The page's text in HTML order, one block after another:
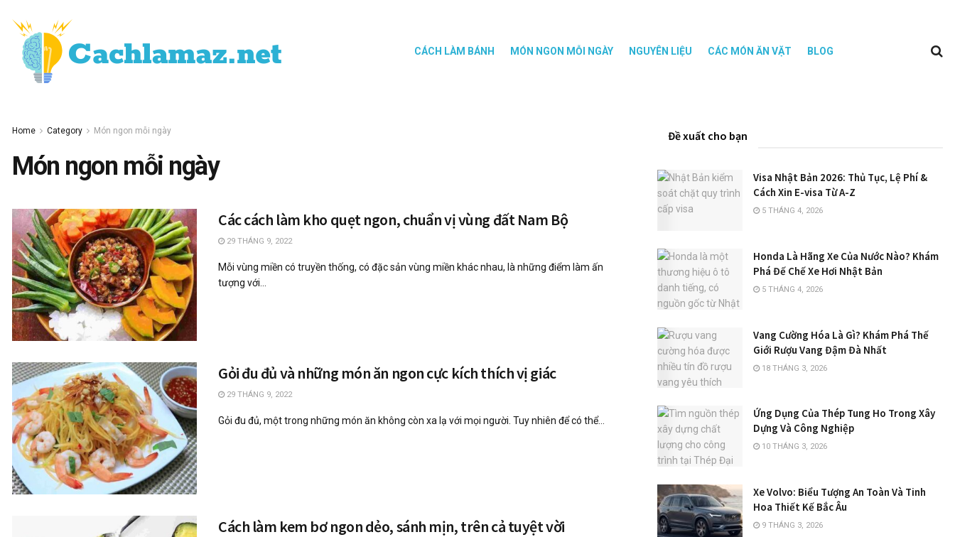
CÁCH LÀM BÁNH MÓN NGON MỖI NGÀY NGUYÊN LIỆU CÁC MÓN ĂN VẶT BLOG
Home Category Món ngon mỗi ngày
Món ngon mỗi ngày
Các cách làm kho quẹt ngon, chuẩn vị vùng đất Nam Bộ
29 THÁNG 9, 2022
Mỗi vùng miền có truyền thống, có đặc sản vùng miền khác nhau, là những điểm làm ấn
tượng với...
Gỏi đu đủ và những món ăn ngon cực kích thích vị giác
29 THÁNG 9, 2022
Gỏi đu đủ, một trong những món ăn không còn xa lạ với mọi người. Tuy nhiên để có thể...
Cách làm kem bơ ngon dẻo, sánh mịn, trên cả tuyệt vời
Đề xuất cho bạn
Visa Nhật Bản 2026: Thủ Tục, Lệ Phí &
Cách Xin E-visa Từ A-Z
5 THÁNG 4, 2026
Honda Là Hãng Xe Của Nước Nào? Khám
Phá Đế Chế Xe Hơi Nhật Bản
5 THÁNG 4, 2026
Vang Cường Hóa Là Gì? Khám Phá Thế
Giới Rượu Vang Đậm Đà Nhất
18 THÁNG 3, 2026
Ứng Dụng Của Thép Tung Ho Trong Xây
Dựng Và Công Nghiệp
10 THÁNG 3, 2026
Xe Volvo: Biểu Tượng An Toàn Và Tinh
Hoa Thiết Kế Bắc Âu
9 THÁNG 3, 2026